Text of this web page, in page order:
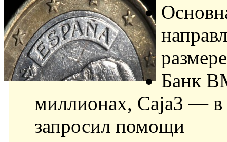
Банк
миллионах, Caja3 — в
запросил помощи